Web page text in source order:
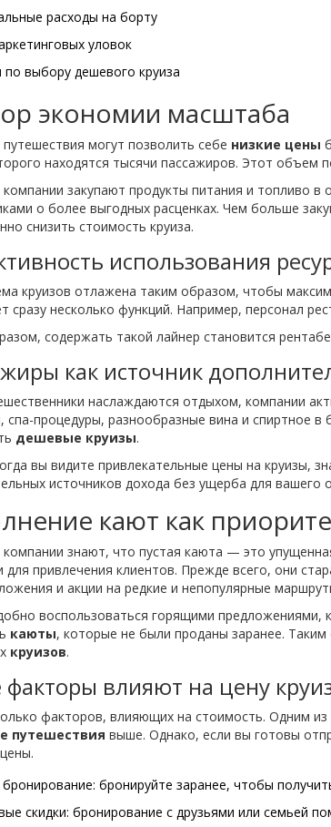
расходы на борту
уловок
выбору дешевого круиза
экономии масштаба
могут позволить себе низкие цены
находятся тысячи пассажиров. Этот объем
компании закупают продукты питания и топливо
о более выгодных расценках. Чем больше
снизить стоимость круиза.
использования
круизов отлажена таким образом, чтобы
сразу несколько функций. Например, персонал
содержать такой лайнер становится
как источник
наслаждаются отдыхом, компании
спа-процедуры, разнообразные вина и спиртное
дешевые круизы.
вы видите привлекательные цены на круизы,
источников дохода без ущерба для вашего
кают как
компании знают, что пустая каюта — это
для привлечения клиентов. Прежде всего, они
и акции на редкие и непопулярные
воспользоваться горящими
каюты, которые не были проданы заранее.
круизов.
факторы влияют на цену
факторов, влияющих на стоимость. Одним
путешествия выше. Однако, если вы готовы
бронируйте заранее, чтобы
скидки: бронирование с друзьями или семьей